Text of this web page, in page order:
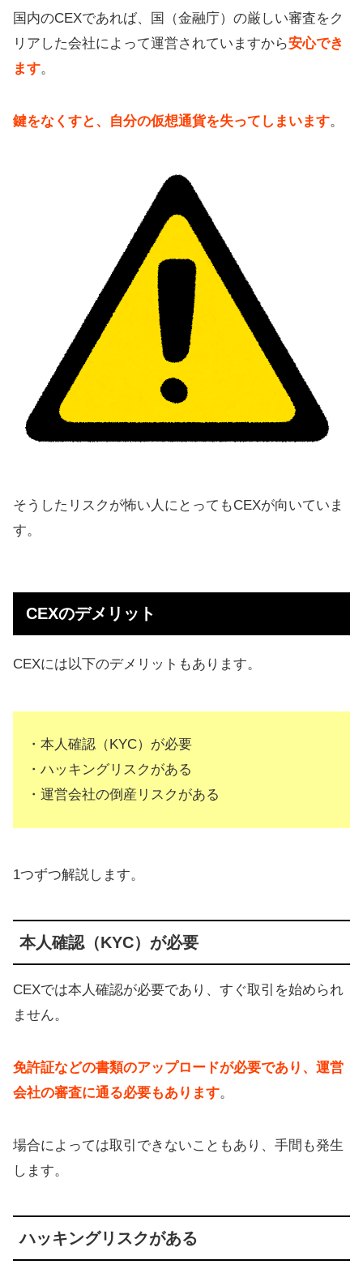
国内のCEXであれば、国（金融庁）の厳しい審査をク
リアした会社によって運営されていますから安心でき
ます。
鍵をなくすと、自分の仮想通貨を失ってしまいます。
そうしたリスクが怖い人にとってもCEXが向いていま
す。
CEXのデメリット
CEXには以下のデメリットもあります。
・本人確認（KYC）が必要
・ハッキングリスクがある
・運営会社の倒産リスクがある
1つずつ解説します。
本人確認（KYC）が必要
CEXでは本人確認が必要であり、すぐ取引を始められ
ません。
免許証などの書類のアップロードが必要であり、運営
会社の審査に通る必要もあります。
場合によっては取引できないこともあり、手間も発生
します。
ハッキングリスクがある